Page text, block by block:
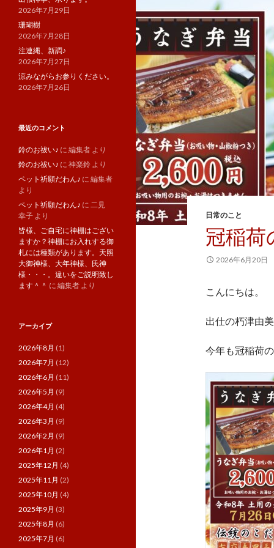
日常のこと
冠稲荷
2026年6月20日
こんにちは。
出仕の朽津由
今年も冠稲荷の
2026年7月29日
珊瑚樹
2026年7月28日
注連縄、新調♪
2026年7月27日
涼みながらお参りください。
2026年7月26日
最近のコメント
鈴のお祓い♪ に 編集者 より
鈴のお祓い♪ に 神楽鈴 より
ペット祈願だわん♪ に 編集者
より
ペット祈願だわん♪ に 二見
幸子 より
皆様、ご自宅に神棚はござい
ますか？神棚にお入れする御
札には種類があります。天照
大御神様、大年神様、氏神
様・・・。違いをご説明致し
ます＾＾ に 編集者 より
アーカイブ
2026年8月 (1)
2026年7月 (12)
2026年6月 (11)
2026年5月 (9)
2026年4月 (4)
2026年3月 (9)
2026年2月 (9)
2026年1月 (2)
2025年12月 (4)
2025年11月 (2)
2025年10月 (4)
2025年9月 (3)
2025年8月 (6)
2025年7月 (6)